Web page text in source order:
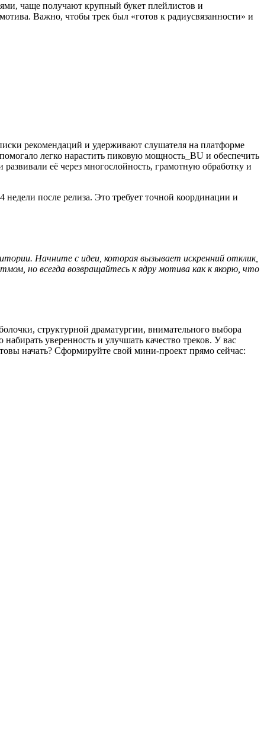
чаще получают крупный букет плейлистов и
Важно, чтобы трек был «готов к радиусвязанности» и
рекомендаций и удерживают слушателя на платформе
легко нарастить пиковую мощность_BU и обеспечить
её через многослойность, грамотную обработку и
после релиза. Это требует точной координации и
Начните с идеи, которая вызывает искренний отклик,
но всегда возвращайтесь к ядру мотива как к якорю, что
структурной драматургии, внимательного выбора
уверенность и улучшать качество треков. У вас
начать? Сформируйте свой мини-проект прямо сейчас: